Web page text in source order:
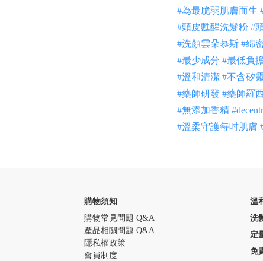
#為最脆弱肌膚而生
#頭皮甦醒洗髮粉 #
#洗顏雲朵慕斯 #綿
#最少成分 #最低負
#溫和清潔 #不含矽
#藥師研發 #藥師羅
#無添加香精 #
#溫柔守護每吋肌膚
購物須知
購物常見問題 Q&A
產品相關問題 Q&A
隱私權政策
會員制度
溫
洗
定
免